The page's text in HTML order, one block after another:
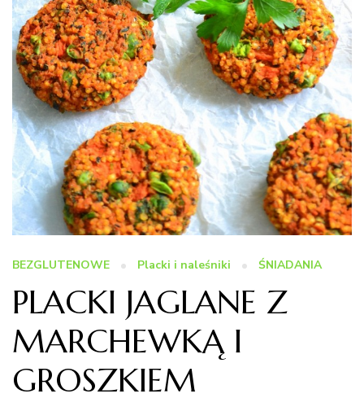
BEZGLUTENOWE Placki i naleśniki ŚNIADANIA
PLACKI JAGLANE Z
MARCHEWKĄ I
GROSZKIEM